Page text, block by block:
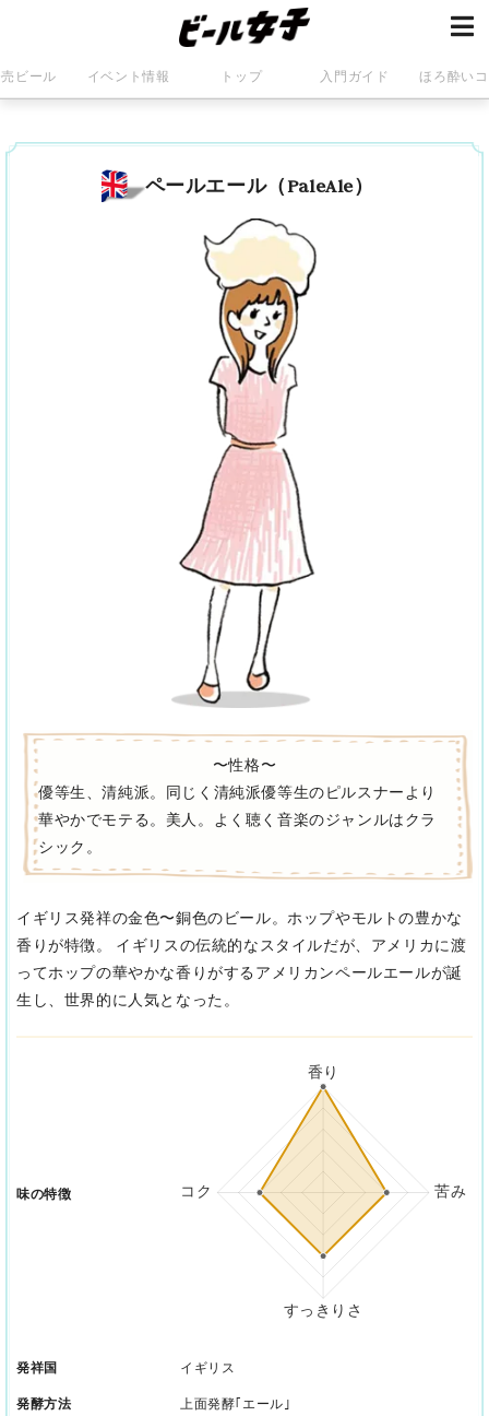
ビール イベント情報 トップ 入門ガイド ほろ酔い
〜性格〜
優等生、清純派。同じく清純派優等生のピルスナーより
華やかでモテる。美人。よく聴く音楽のジャンルはクラ
シック。
ペールエール（PaleAle）
イギリス発祥の金色〜銅色のビール。ホップやモルトの豊かな
香りが特徴。 イギリスの伝統的なスタイルだが、アメリカに渡
ってホップの華やかな香りがするアメリカンペールエールが誕
生し、世界的に人気となった。
味の特徴
発祥国 イギリス
発酵方法 上面発酵｢エール｣